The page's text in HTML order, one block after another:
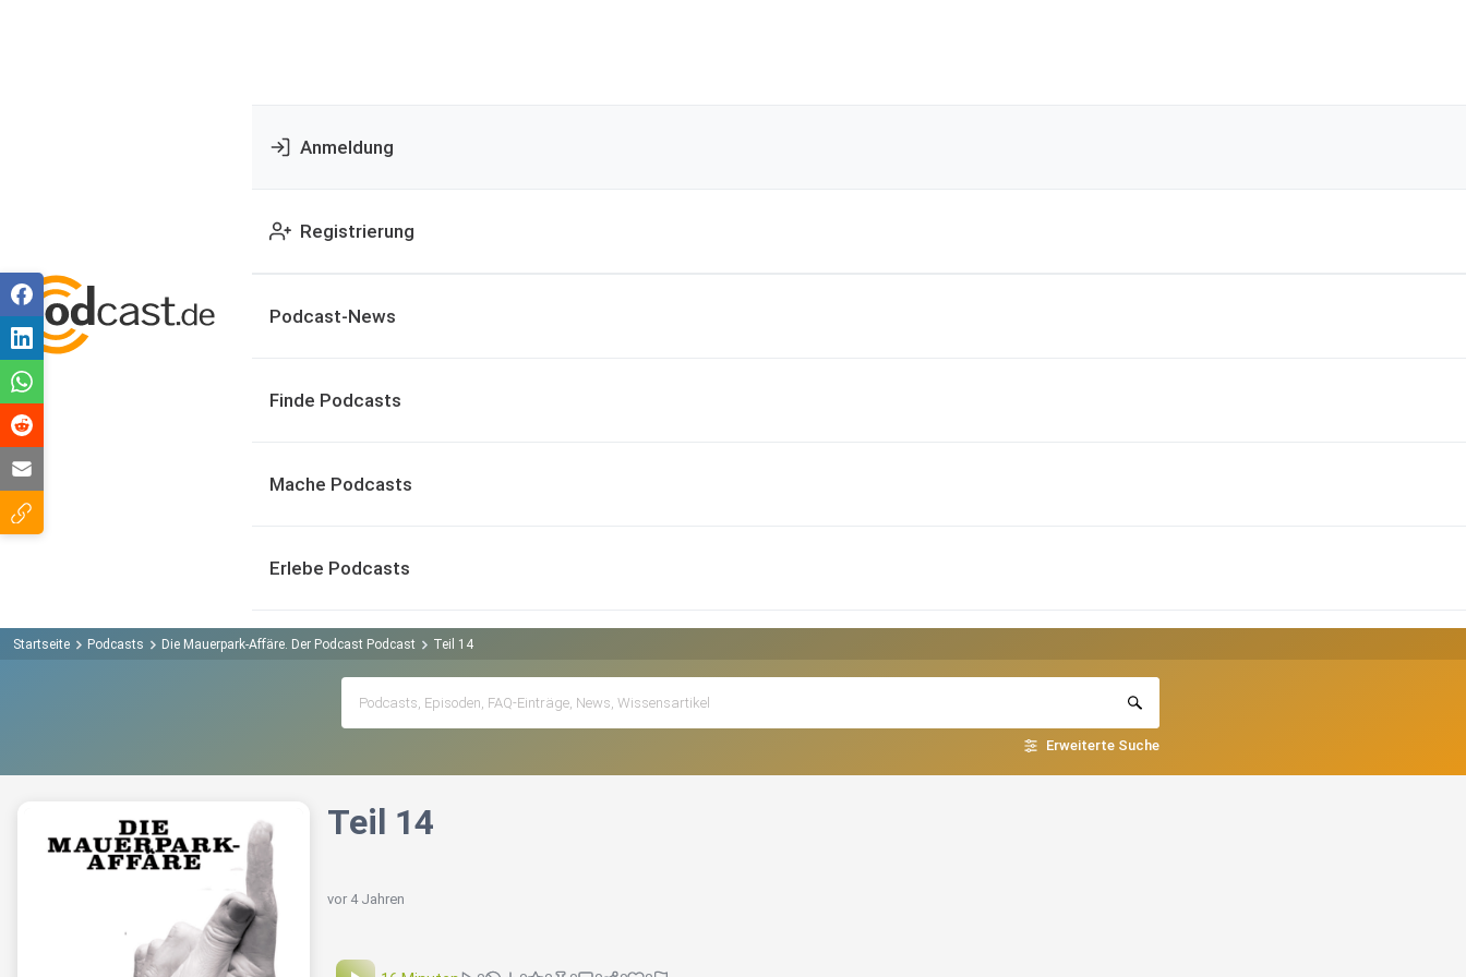
Anmeldung
Registrierung
Podcast-News
Finde Podcasts
Mache Podcasts
Erlebe Podcasts
Startseite Podcasts Die Mauerpark-Affäre. Der Podcast Podcast Teil 14
Erweiterte Suche
Teil 14
vor 4 Jahren